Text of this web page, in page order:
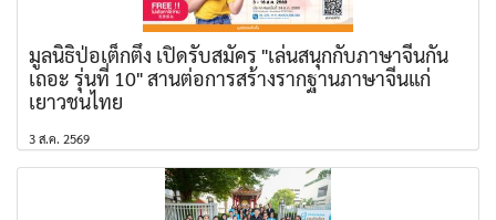
มูลนิธิป่อเต็กตึ๊ง เปิดรับสมัคร "เล่นสนุกกับภาษาจีนกัน
เถอะ รุ่นที่ 10" สานต่อการสร้างรากฐานภาษาจีนแก่
เยาวชนไทย
3 ส.ค. 2569